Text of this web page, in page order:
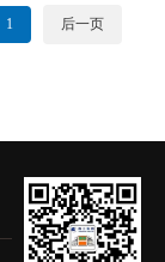
1 后一页